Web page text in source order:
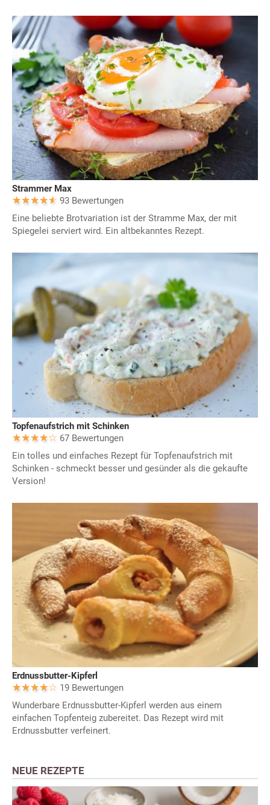
Strammer Max
93 Bewertungen
Eine beliebte Brotvariation ist der Stramme Max, der mit
Spiegelei serviert wird. Ein altbekanntes Rezept.
Topfenaufstrich mit Schinken
67 Bewertungen
Ein tolles und einfaches Rezept für Topfenaufstrich mit
Schinken - schmeckt besser und gesünder als die gekaufte
Version!
Erdnussbutter-Kipferl
19 Bewertungen
Wunderbare Erdnussbutter-Kipferl werden aus einem
einfachen Topfenteig zubereitet. Das Rezept wird mit
Erdnussbutter verfeinert.
NEUE REZEPTE